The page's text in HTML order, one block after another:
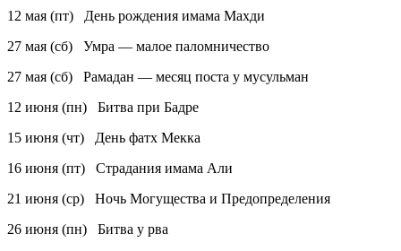
12 мая (пт) День рождения имама Махди
27 мая (сб) Умра — малое паломничество
27 мая (сб) Рамадан — месяц поста у мусульман
12 июня (пн) Битва при Бадре
15 июня (чт) День фатх Мекка
16 июня (пт) Страдания имама Али
21 июня (ср) Ночь Могущества и Предопределения
26 июня (пн) Битва у рва